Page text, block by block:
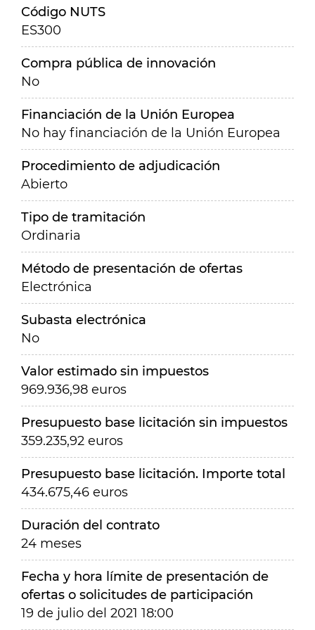
Código NUTS
ES300
Compra pública de innovación
No
Financiación de la Unión Europea
No hay financiación de la Unión Europea
Procedimiento de adjudicación
Abierto
Tipo de tramitación
Ordinaria
Método de presentación de ofertas
Electrónica
Subasta electrónica
No
Valor estimado sin impuestos
969.936,98 euros
Presupuesto base licitación sin impuestos
359.235,92 euros
Presupuesto base licitación. Importe total
434.675,46 euros
Duración del contrato
24 meses
Fecha y hora límite de presentación de
ofertas o solicitudes de participación
19 de julio del 2021 18:00